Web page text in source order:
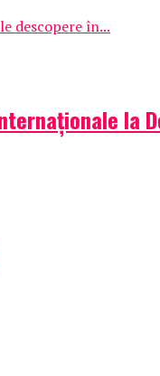
descopere în...
la